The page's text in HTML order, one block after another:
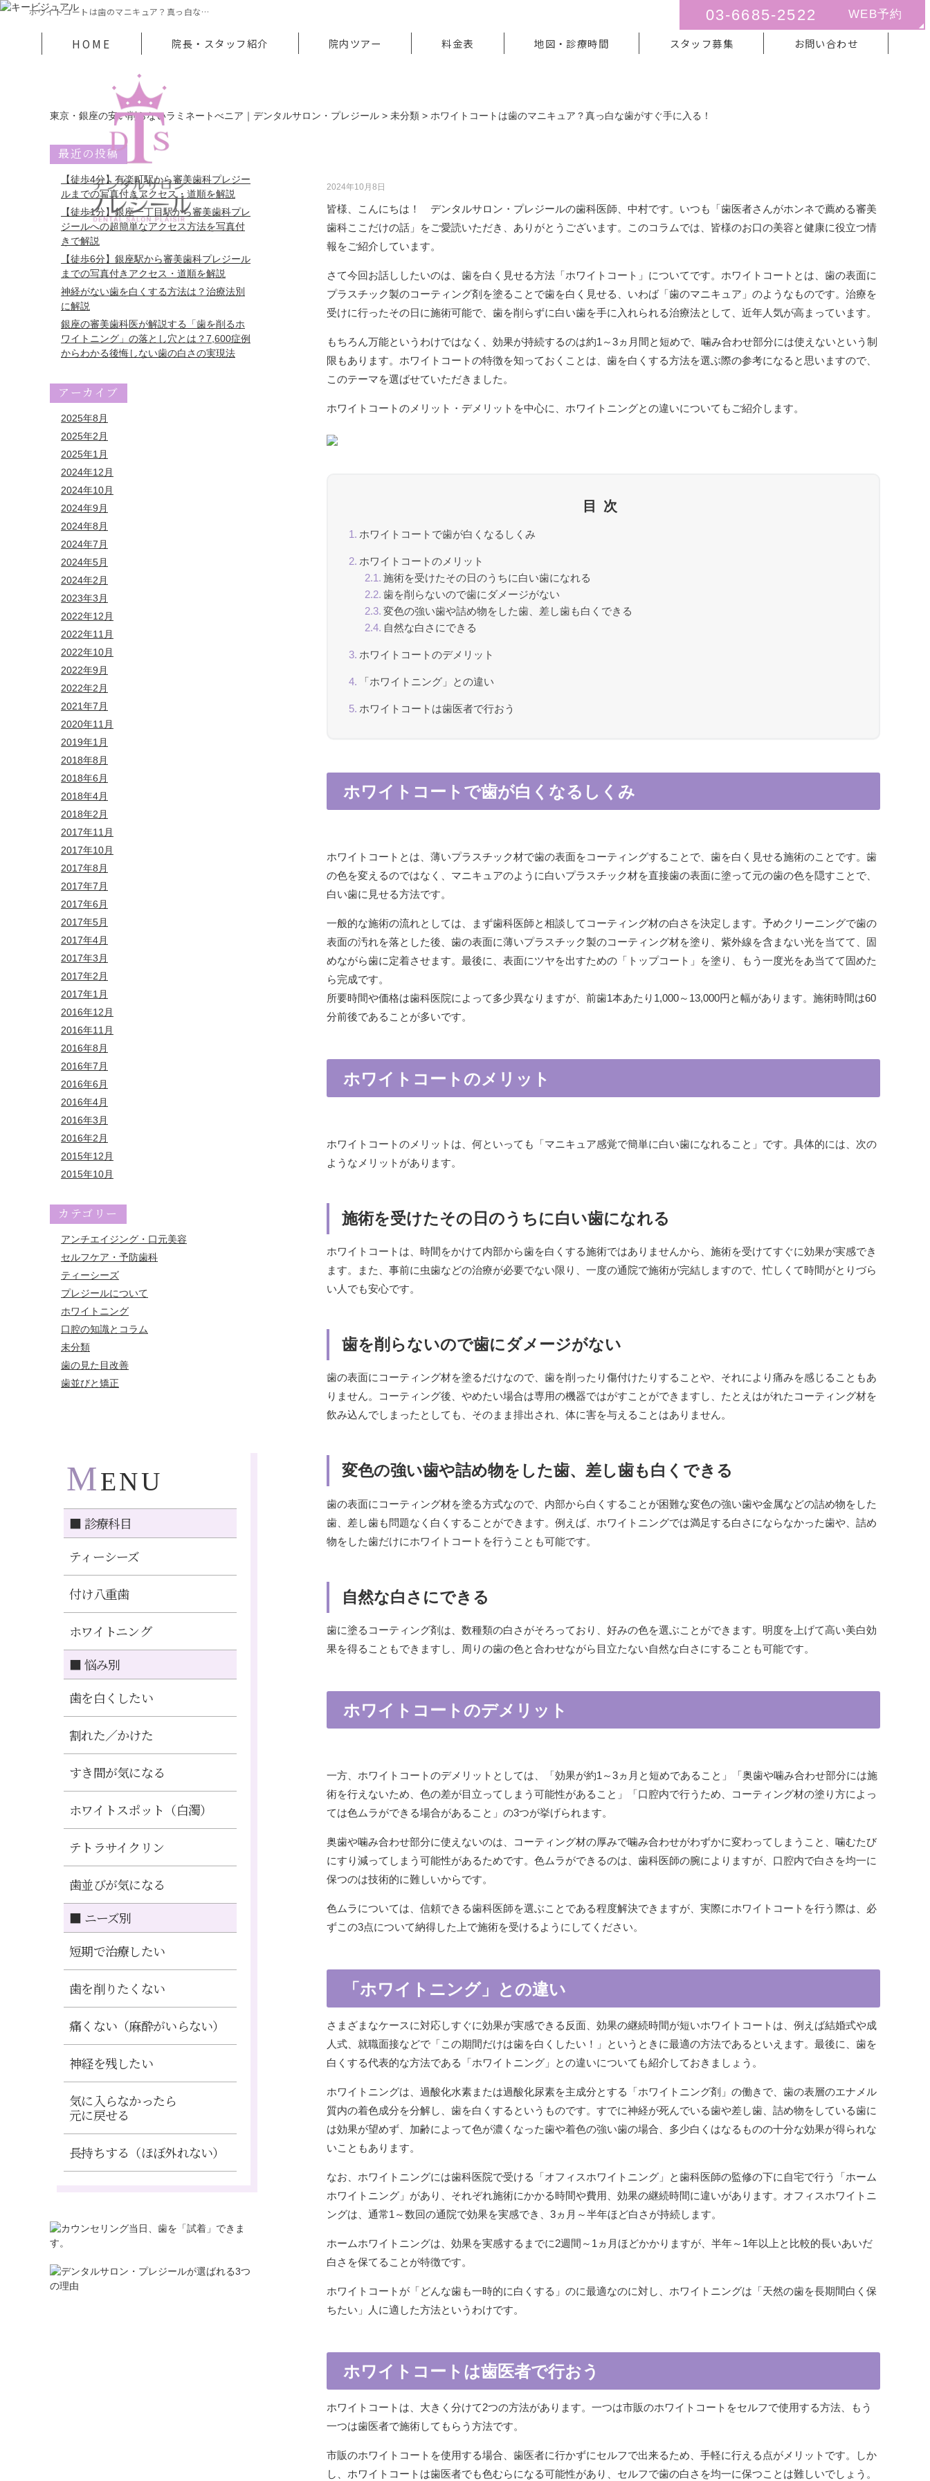
ホワイトコートは歯のマニキュア？真っ白な… 03-6685-2522 WEB予約
HOME 院長・スタッフ紹介 院内ツアー 料金表 地図・診療時間 スタッフ募集 お問い合わせ
東京・銀座の安い削らないラミネートべニア｜デンタルサロン・プレジール > 未分類 > ホワイトコートは歯のマニキュア？真っ白な歯がすぐ手に入る！
最近の投稿
【徒歩4分】有楽町駅から審美歯科プレジー
ルまでの写真付きアクセス・道順を解説
【徒歩1分】銀座一丁目駅から審美歯科プレ
ジールへの超簡単なアクセス方法を写真付
きで解説
【徒歩6分】銀座駅から審美歯科プレジール
までの写真付きアクセス・道順を解説
神経がない歯を白くする方法は？治療法別
に解説
銀座の審美歯科医が解説する「歯を削るホ
ワイトニング」の落とし穴とは？7,600症例
からわかる後悔しない歯の白さの実現法
アーカイブ
2025年8月
2025年2月
2025年1月
2024年12月
2024年10月
2024年9月
2024年8月
2024年7月
2024年5月
2024年2月
2023年3月
2022年12月
2022年11月
2022年10月
2022年9月
2022年2月
2021年7月
2020年11月
2019年1月
2018年8月
2018年6月
2018年4月
2018年2月
2017年11月
2017年10月
2017年8月
2017年7月
2017年6月
2017年5月
2017年4月
2017年3月
2017年2月
2017年1月
2016年12月
2016年11月
2016年8月
2016年7月
2016年6月
2016年4月
2016年3月
2016年2月
2015年12月
2015年10月
カテゴリー
アンチエイジング・口元美容
セルフケア・予防歯科
ティーシーズ
プレジールについて
ホワイトニング
口腔の知識とコラム
未分類
歯の見た目改善
歯並びと矯正
MENU
■ 診療科目
ティーシーズ
付け八重歯
ホワイトニング
■ 悩み別
歯を白くしたい
割れた／かけた
すき間が気になる
ホワイトスポット（白濁）
テトラサイクリン
歯並びが気になる
■ ニーズ別
短期で治療したい
歯を削りたくない
痛くない（麻酔がいらない）
神経を残したい
気に入らなかったら
元に戻せる
長持ちする（ほぼ外れない）
2024年10月8日
皆様、こんにちは！ デンタルサロン・プレジールの歯科医師、中村です。いつも「歯医者さんがホンネで薦める審美
歯科ここだけの話」をご愛読いただき、ありがとうございます。このコラムでは、皆様のお口の美容と健康に役立つ情
報をご紹介しています。
さて今回お話ししたいのは、歯を白く見せる方法「ホワイトコート」についてです。ホワイトコートとは、歯の表面に
プラスチック製のコーティング剤を塗ることで歯を白く見せる、いわば「歯のマニキュア」のようなものです。治療を
受けに行ったその日に施術可能で、歯を削らずに白い歯を手に入れられる治療法として、近年人気が高まっています。
もちろん万能というわけではなく、効果が持続するのは約1～3ヵ月間と短めで、噛み合わせ部分には使えないという制
限もあります。ホワイトコートの特徴を知っておくことは、歯を白くする方法を選ぶ際の参考になると思いますので、
このテーマを選ばせていただきました。
ホワイトコートのメリット・デメリットを中心に、ホワイトニングとの違いについてもご紹介します。
目次
ホワイトコートで歯が白くなるしくみ
ホワイトコートのメリット
施術を受けたその日のうちに白い歯になれる
歯を削らないので歯にダメージがない
変色の強い歯や詰め物をした歯、差し歯も白くできる
自然な白さにできる
ホワイトコートのデメリット
「ホワイトニング」との違い
ホワイトコートは歯医者で行おう
ホワイトコートで歯が白くなるしくみ
ホワイトコートとは、薄いプラスチック材で歯の表面をコーティングすることで、歯を白く見せる施術のことです。歯
の色を変えるのではなく、マニキュアのように白いプラスチック材を直接歯の表面に塗って元の歯の色を隠すことで、
白い歯に見せる方法です。
一般的な施術の流れとしては、まず歯科医師と相談してコーティング材の白さを決定します。予めクリーニングで歯の
表面の汚れを落とした後、歯の表面に薄いプラスチック製のコーティング材を塗り、紫外線を含まない光を当てて、固
めながら歯に定着させます。最後に、表面にツヤを出すための「トップコート」を塗り、もう一度光をあ当てて固めた
ら完成です。
所要時間や価格は歯科医院によって多少異なりますが、前歯1本あたり1,000～13,000円と幅があります。施術時間は60
分前後であることが多いです。
ホワイトコートのメリット
ホワイトコートのメリットは、何といっても「マニキュア感覚で簡単に白い歯になれること」です。具体的には、次の
ようなメリットがあります。
施術を受けたその日のうちに白い歯になれる
ホワイトコートは、時間をかけて内部から歯を白くする施術ではありませんから、施術を受けてすぐに効果が実感でき
ます。また、事前に虫歯などの治療が必要でない限り、一度の通院で施術が完結しますので、忙しくて時間がとりづら
い人でも安心です。
歯を削らないので歯にダメージがない
歯の表面にコーティング材を塗るだけなので、歯を削ったり傷付けたりすることや、それにより痛みを感じることもあ
りません。コーティング後、やめたい場合は専用の機器ではがすことができますし、たとえはがれたコーティング材を
飲み込んでしまったとしても、そのまま排出され、体に害を与えることはありません。
変色の強い歯や詰め物をした歯、差し歯も白くできる
歯の表面にコーティング材を塗る方式なので、内部から白くすることが困難な変色の強い歯や金属などの詰め物をした
歯、差し歯も問題なく白くすることができます。例えば、ホワイトニングでは満足する白さにならなかった歯や、詰め
物をした歯だけにホワイトコートを行うことも可能です。
自然な白さにできる
歯に塗るコーティング剤は、数種類の白さがそろっており、好みの色を選ぶことができます。明度を上げて高い美白効
果を得ることもできますし、周りの歯の色と合わせながら目立たない自然な白さにすることも可能です。
ホワイトコートのデメリット
一方、ホワイトコートのデメリットとしては、「効果が約1～3ヵ月と短めであること」「奥歯や噛み合わせ部分には施
術を行えないため、色の差が目立ってしまう可能性があること」「口腔内で行うため、コーティング材の塗り方によっ
ては色ムラができる場合があること」の3つが挙げられます。
奥歯や噛み合わせ部分に使えないのは、コーティング材の厚みで噛み合わせがわずかに変わってしまうこと、噛むたび
にすり減ってしまう可能性があるためです。色ムラができるのは、歯科医師の腕によりますが、口腔内で白さを均一に
保つのは技術的に難しいからです。
色ムラについては、信頼できる歯科医師を選ぶことである程度解決できますが、実際にホワイトコートを行う際は、必
ずこの3点について納得した上で施術を受けるようにしてください。
「ホワイトニング」との違い
さまざまなケースに対応しすぐに効果が実感できる反面、効果の継続時間が短いホワイトコートは、例えば結婚式や成
人式、就職面接などで「この期間だけは歯を白くしたい！」というときに最適の方法であるといえます。最後に、歯を
白くする代表的な方法である「ホワイトニング」との違いについても紹介しておきましょう。
ホワイトニングは、過酸化水素または過酸化尿素を主成分とする「ホワイトニング剤」の働きで、歯の表層のエナメル
質内の着色成分を分解し、歯を白くするというものです。すでに神経が死んでいる歯や差し歯、詰め物をしている歯に
は効果が望めず、加齢によって色が濃くなった歯や着色の強い歯の場合、多少白くはなるものの十分な効果が得られな
いこともあります。
なお、ホワイトニングには歯科医院で受ける「オフィスホワイトニング」と歯科医師の監修の下に自宅で行う「ホーム
ホワイトニング」があり、それぞれ施術にかかる時間や費用、効果の継続時間に違いがあります。オフィスホワイトニ
ングは、通常1～数回の通院で効果を実感でき、3ヵ月～半年ほど白さが持続します。
ホームホワイトニングは、効果を実感するまでに2週間～1ヵ月ほどかかりますが、半年～1年以上と比較的長いあいだ
白さを保てることが特徴です。
ホワイトコートが「どんな歯も一時的に白くする」のに最適なのに対し、ホワイトニングは「天然の歯を長期間白く保
ちたい」人に適した方法というわけです。
ホワイトコートは歯医者で行おう
ホワイトコートは、大きく分けて2つの方法があります。一つは市販のホワイトコートをセルフで使用する方法、もう
一つは歯医者で施術してもらう方法です。
市販のホワイトコートを使用する場合、歯医者に行かずにセルフで出来るため、手軽に行える点がメリットです。しか
し、ホワイトコートは歯医者でも色むらになる可能性があり、セルフで歯の白さを均一に保つことは難しいでしょう。